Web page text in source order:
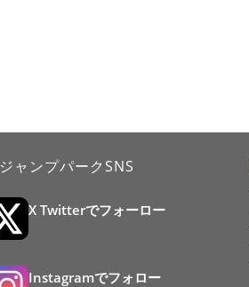
ジャンプパークSNS
X Twitterでフォーロー
Instagramでフォロー